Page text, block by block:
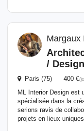
Margaux
/
Paris (75) 400 €/
ML Interior Design est
spécialisée dans la
serions ravis de
projets en lieux